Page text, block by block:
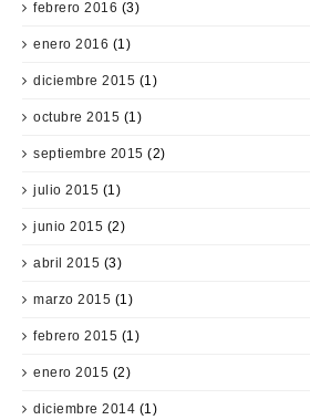
febrero 2016 (3)
enero 2016 (1)
diciembre 2015 (1)
octubre 2015 (1)
septiembre 2015 (2)
julio 2015 (1)
junio 2015 (2)
abril 2015 (3)
marzo 2015 (1)
febrero 2015 (1)
enero 2015 (2)
diciembre 2014 (1)